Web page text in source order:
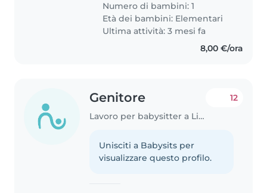
Numero di bambini: 1
Età dei bambini: Elementari
Ultima attività: 3 mesi fa
8,00 €/ora
Genitore
Lavoro per babysitter a Livorno
12
Unisciti a Babysits per
visualizzare questo profilo.